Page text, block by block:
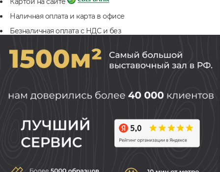
Наличная оплата и карта в офисе
Безналичная оплата с НДС и без